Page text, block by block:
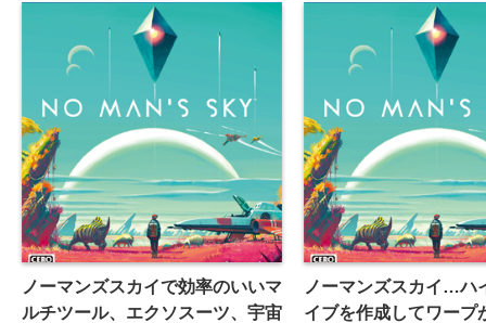
ノーマンズスカイで効率のいいマ
ルチツール、エクソスーツ、宇宙
ノーマンズスカイ…ハ
イブを作成してワープ